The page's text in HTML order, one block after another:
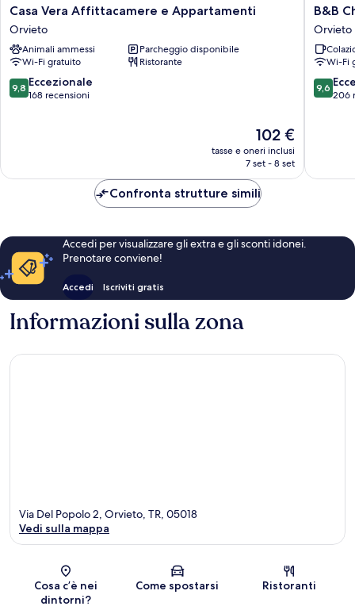
Casa
Vera
Affittacamere
e
Appartamenti
Orvieto
Casa Vera Affittacamere e Appartamenti
Orvieto
Animali ammessi
Parcheggio disponibile
Wi-Fi gratuito
Ristorante
9.8
su
9,8 Eccezionale
168 recensioni
Il
prezzo
attuale
102 €
102 €
tasse e oneri inclusi
7 set - 8 set
B&B
Chiara
e
Orvieto
B&B
Orvieto
Wi-Fi
9.6
su
9,6
206
Confronta strutture simili
Accedi per visualizzare gli extra e gli sconti idonei.
Prenotare conviene!
Accedi Iscriviti gratis
Informazioni sulla zona
Mappa
Via Del Popolo 2, Orvieto, TR, 05018
Vedi sulla mappa
Cosa c’è nei
dintorni?
Come spostarsi Ristoranti